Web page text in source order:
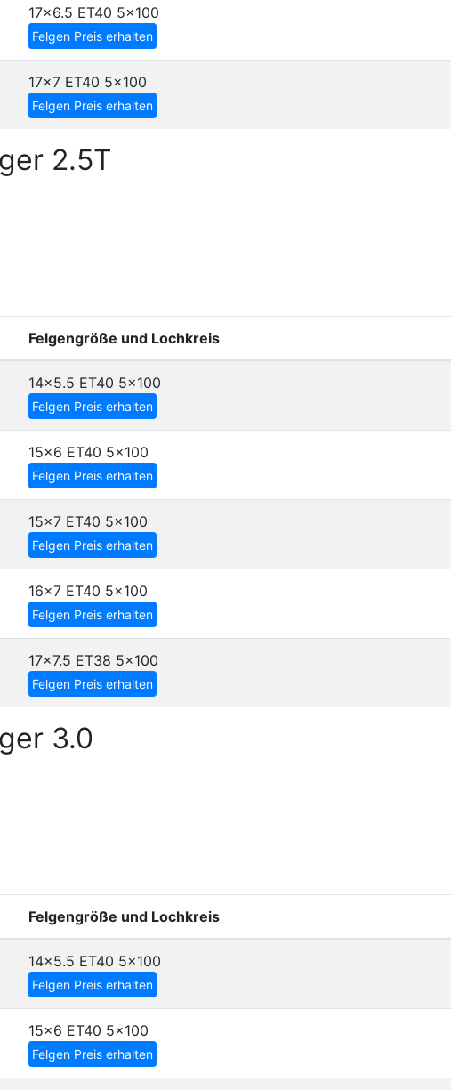
17x6.5 ET40 5x100
Felgen Preis erhalten
17x7 ET40 5x100
Felgen Preis erhalten
2.5T
Felgengröße und Lochkreis
14x5.5 ET40 5x100
Felgen Preis erhalten
15x6 ET40 5x100
Felgen Preis erhalten
15x7 ET40 5x100
Felgen Preis erhalten
16x7 ET40 5x100
Felgen Preis erhalten
17x7.5 ET38 5x100
Felgen Preis erhalten
3.0
Felgengröße und Lochkreis
14x5.5 ET40 5x100
Felgen Preis erhalten
15x6 ET40 5x100
Felgen Preis erhalten